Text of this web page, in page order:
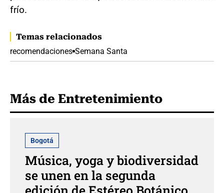
frío.
Temas relacionados
recomendaciones Semana Santa
Más de Entretenimiento
Bogotá
Música, yoga y biodiversidad
se unen en la segunda